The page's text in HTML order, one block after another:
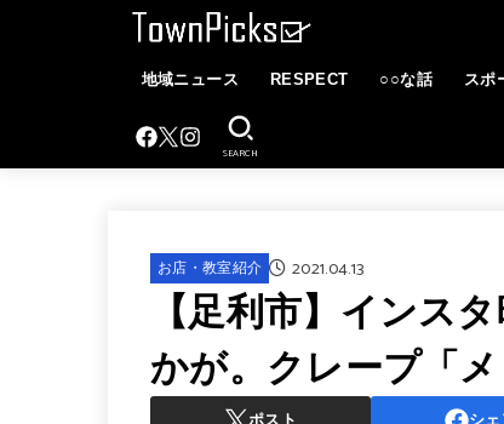
地域ニュース RESPECT ○○な話 スポ
SEARCH
お店・教室紹介 2021.04.13
【足利市】インス
かが。クレープ「メ
ポスト シェ